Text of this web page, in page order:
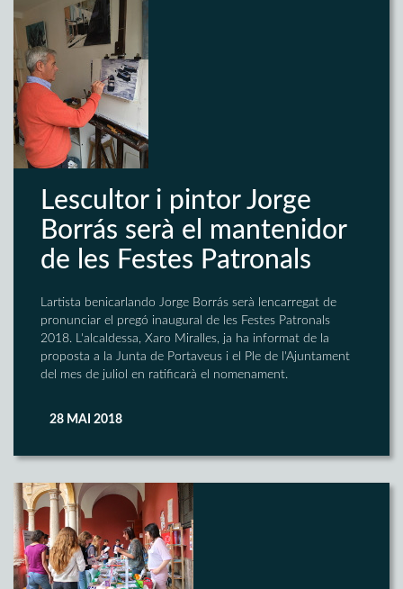
Lescultor i pintor Jorge
Borrás serà el mantenidor
de les Festes Patronals
Lartista benicarlando Jorge Borrás serà lencarregat de
pronunciar el pregó inaugural de les Festes Patronals
2018. L'alcaldessa, Xaro Miralles, ja ha informat de la
proposta a la Junta de Portaveus i el Ple de l'Ajuntament
del mes de juliol en ratificarà el nomenament.
28 MAI 2018